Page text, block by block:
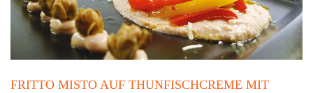
FRITTO MISTO AUF THUNFISCHCREME MIT